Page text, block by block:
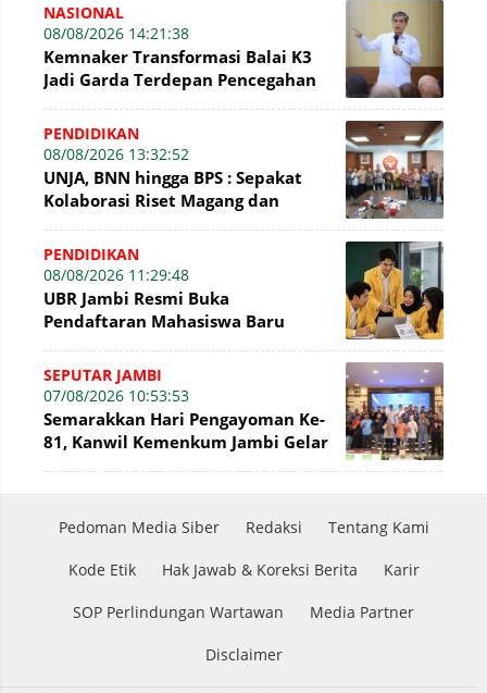
NASIONAL
08/08/2026 14:21:38
Kemnaker Transformasi Balai K3
Jadi Garda Terdepan Pencegahan
PENDIDIKAN
08/08/2026 13:32:52
UNJA, BNN hingga BPS : Sepakat
Kolaborasi Riset Magang dan
PENDIDIKAN
08/08/2026 11:29:48
UBR Jambi Resmi Buka
Pendaftaran Mahasiswa Baru
2026
SEPUTAR JAMBI
07/08/2026 10:53:53
Semarakkan Hari Pengayoman Ke-
81, Kanwil Kemenkum Jambi Gelar
Pedoman Media Siber Redaksi Tentang Kami
Kode Etik Hak Jawab & Koreksi Berita Karir
SOP Perlindungan Wartawan Media Partner
Disclaimer